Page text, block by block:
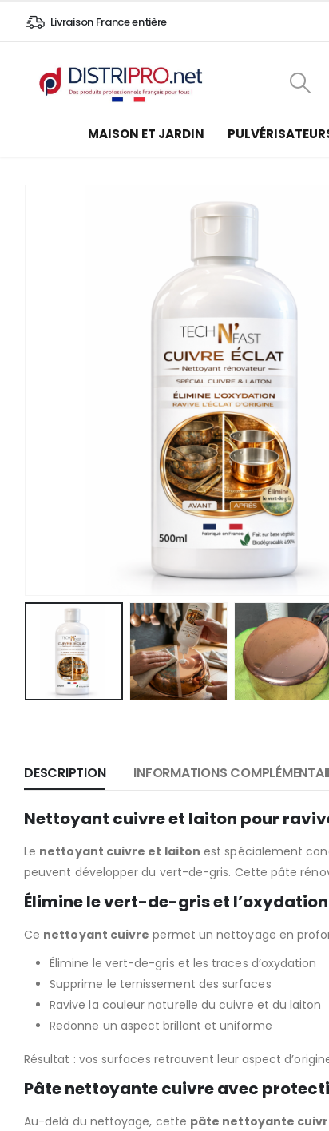
Livraison France entière
MAISON ET JARDIN
DESCRIPTION INFORMATIONS
Nettoyant cuivre et laiton pour
Le nettoyant cuivre et laiton est spécialement
peuvent développer du vert-de-gris. Cette pâte
Élimine le vert-de-gris et
Ce nettoyant cuivre permet un nettoyage en
Élimine le vert-de-gris et les traces d’oxydation
Supprime le ternissement des surfaces
Ravive la couleur naturelle du cuivre et du laiton
Redonne un aspect brillant et uniforme
Résultat : vos surfaces retrouvent leur aspect
Pâte nettoyante cuivre avec
Au-delà du nettoyage, cette pâte nettoyante